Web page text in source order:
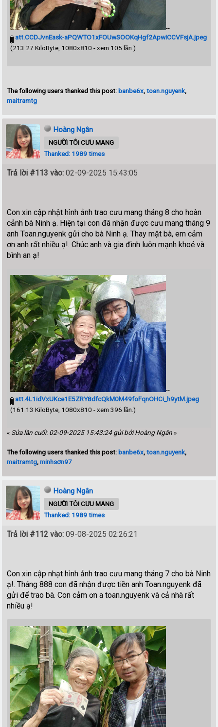
--
att.CCDJvnEask-aPQWTO1xFOUwSOOKqHgf2ApwICCVFsjA.jpeg
(213.27 KiloByte, 1080x810 - xem 105 lần.)
The following users thanked this post:banbe6x,toan.nguyenk,
maitramtg
Hoàng Ngân
NGƯỜI TÔI CƯU MANG
Thanked: 1989 times
Trả lời #113 vào: 02-09-2025 15:43:05
Con xin cập nhật hình ảnh trao cưu mang tháng 8 cho hoàn
cảnh bà Ninh ạ. Hiện tại con đã nhận được cưu mang tháng 9
anh Toan.nguyenk gửi cho bà Ninh ạ. Thay mặt bà, em cảm
ơn anh rất nhiều ạ!. Chúc anh và gia đình luôn mạnh khoẻ và
bình an ạ!
--
att.4L1idVxUKce1E5ZRY8dfcQkM0M49foFqnOHCi_h9ytM.jpeg
(161.13 KiloByte, 1080x810 - xem 396 lần.)
« Sửa lần cuối: 02-09-2025 15:43:24 gửi bởi Hoàng Ngân »
The following users thanked this post: banbe6x,toan.nguyenk,
maitramtg,minhsơn97
Hoàng Ngân
NGƯỜI TÔI CƯU MANG
Thanked: 1989 times
Trả lời #112 vào: 09-08-2025 02:26:21
Con xin cập nhạt hình ảnh trao cưu mang tháng 7 cho bà Ninh
ạ!. Tháng 888 con đã nhận được tiền anh Toan.nguyenk đã
gửi để trao bà. Con cảm ơn a toan.nguyenk và cả nhà rất
nhiều ạ!